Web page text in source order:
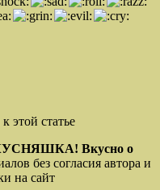
этой статье
Вкусно о
без согласия автора и
на сайт